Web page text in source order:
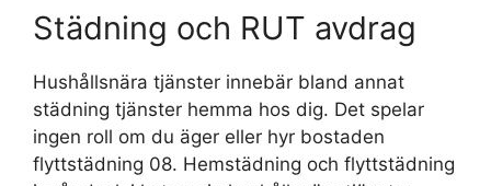
Städning och RUT avdrag
Hushållsnära tjänster innebär bland annat
städning tjänster hemma hos dig. Det spelar
ingen roll om du äger eller hyr bostaden
flyttstädning 08. Hemstädning och flyttstädning